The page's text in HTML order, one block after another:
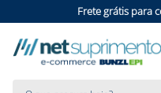
Frete grátis para